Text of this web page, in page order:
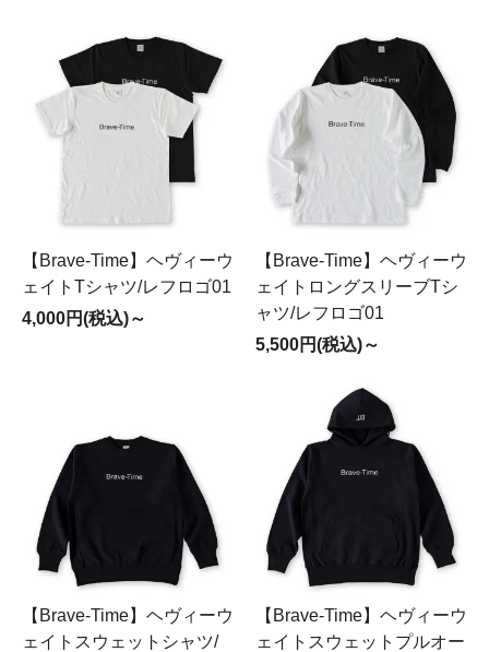
【Brave-Time】ヘヴィーウ
ェイトTシャツ/レフロゴ01
4,000円(税込)～
【Brave-Time】ヘヴィーウ
ェイトロングスリーブTシ
ャツ/レフロゴ01
5,500円(税込)～
【Brave-Time】ヘヴィーウ
ェイトスウェットシャツ/
【Brave-Time】ヘヴィーウ
ェイトスウェットプルオー